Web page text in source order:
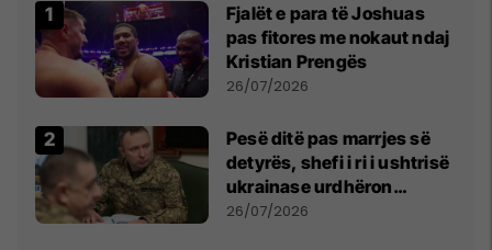
Fjalët e para të Joshuas
pas fitores me nokaut ndaj
Kristian Prengës
26/07/2026
Pesë ditë pas marrjes së
detyrës, shefi i ri i ushtrisë
ukrainase urdhëron
kontroll të madh
26/07/2026